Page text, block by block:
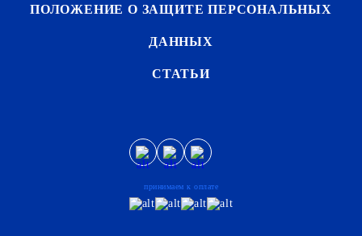
ПОЛОЖЕНИЕ О ЗАЩИТЕ ПЕРСОНАЛЬНЫХ
ДАННЫХ
СТАТЬИ
принимаем к оплате